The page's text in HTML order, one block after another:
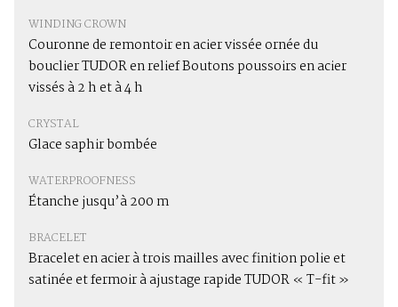
WINDING CROWN
Couronne de remontoir en acier vissée ornée du
bouclier TUDOR en relief Boutons poussoirs en acier
vissés à 2 h et à 4 h
CRYSTAL
Glace saphir bombée
WATERPROOFNESS
Étanche jusqu’à 200 m
BRACELET
Bracelet en acier à trois mailles avec finition polie et
satinée et fermoir à ajustage rapide TUDOR « T-fit »